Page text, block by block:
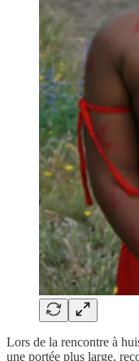
Lors de la rencontre à
une portée plus large,